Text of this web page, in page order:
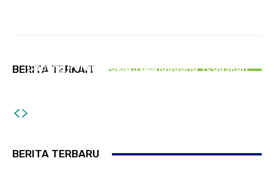
BERITA TERKAIT
Lawang
Cabang Perum Bulog Tulungagung Tegaskan
Terdampak Kekeringan, 888 Warga di
BERITA TERBARU